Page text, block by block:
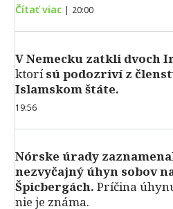
Čítať viac | 20:00
V Nemecku zatkli dvoch
ktorísú podozriví z
Islamskom štáte.
19:56
Nórske úrady
nezvyčajný úhyn sobov
Špicbergách. Príčina
nie je známa.